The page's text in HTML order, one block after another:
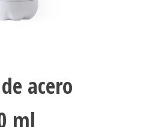
acero
ml